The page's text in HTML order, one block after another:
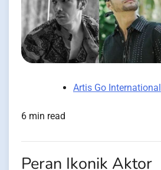
Artis Go International
6 min read
Peran Ikonik Aktor